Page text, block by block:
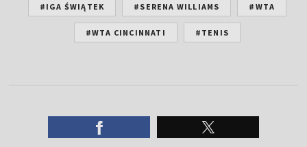
#IGA ŚWIĄTEK #SERENA WILLIAMS #WTA
#WTA CINCINNATI #TENIS